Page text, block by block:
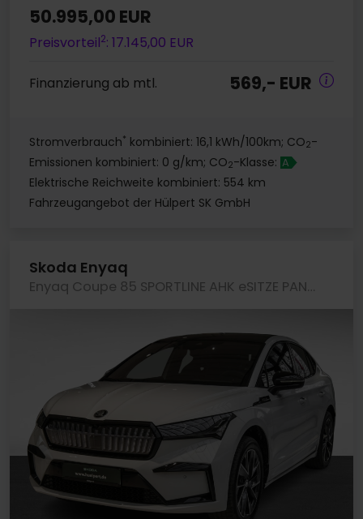
50.995,00 EUR
Preisvorteil2: 17.145,00 EUR
Finanzierung ab mtl. 569,- EUR
Stromverbrauch* kombiniert: 16,1 kWh/100km; CO2-
Emissionen kombiniert: 0 g/km; CO2-Klasse: A
Elektrische Reichweite kombiniert: 554 km
Fahrzeugangebot der Hülpert SK GmbH
Skoda Enyaq
Enyaq Coupe 85 SPORTLINE AHK eSITZE PANO MATRIXLED